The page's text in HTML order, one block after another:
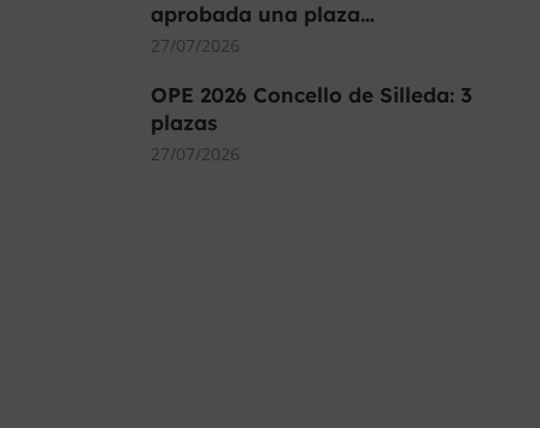
aprobada una plaza…
27/07/2026
OPE 2026 Concello de Silleda: 3
plazas
27/07/2026